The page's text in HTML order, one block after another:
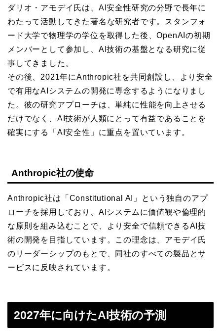
ダリオ・アモデイ氏は、AI安全性研究の分野で長年に
わたって活動してきた著名な研究者です。スタンフォ
ード大学で物理学の学位を取得した後、OpenAIの初期
メンバーとして参加し、AI技術の基盤となる研究に従
事してきました。
その後、2021年にAnthropic社を共同創設し、より安全
で有用なAIシステムの開発に専念するようになりまし
た。彼の研究アプローチは、単純に性能を向上させる
だけでなく、AI技術が人類にとって有益であることを
確実にする「AI安全性」に重点を置いています。
Anthropic社の使命
Anthropic社は「Constitutional AI」という独自のアプ
ローチを採用しており、AIシステムに価値観や倫理的
な原則を組み込むことで、より安全で信頼できるAI技
術の開発を目指しています。この理念は、アモデイ氏
のリーダーシップのもとで、同社のすべての製品とサ
ービスに反映されています。
2027年に向けたAI技術の予測